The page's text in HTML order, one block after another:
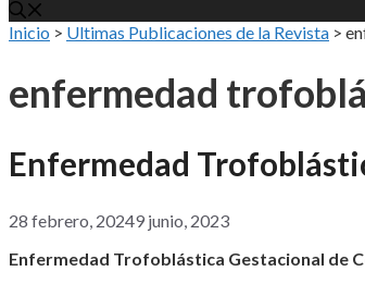
Inicio > Ultimas Publicaciones de la Revista >
enfermedad
Enfermedad
28 febrero, 20249 junio, 2023
Enfermedad Trofoblástica Gestacional de